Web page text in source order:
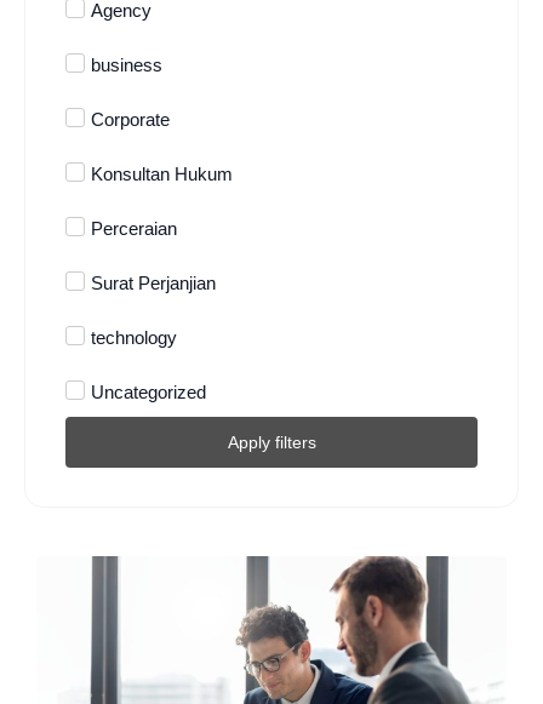
Agency
business
Corporate
Konsultan Hukum
Perceraian
Surat Perjanjian
technology
Uncategorized
Apply filters